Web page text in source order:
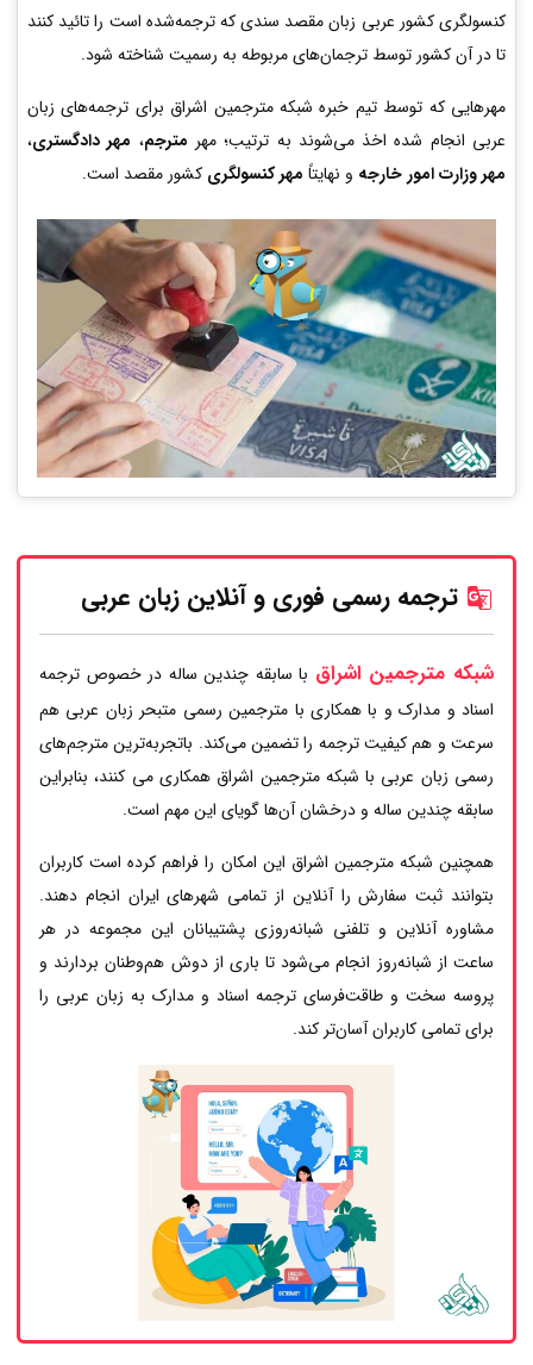
کنسولگری کشور عربی زبان مقصد سندی که ترجمه‌شده است را تائید کنند
تا در آن کشور توسط ترجمان‌های مربوطه به رسمیت شناخته شود.
مهرهایی که توسط تیم خبره شبکه مترجمین اشراق برای ترجمه‌های زبان
عربی انجام شده اخذ می‌شوند به ترتیب؛ مهر مترجم، مهر دادگستری،
مهر وزارت امور خارجه و نهایتاً مهر کنسولگری کشور مقصد است.
ترجمه رسمی فوری و آنلاین زبان عربی
شبکه مترجمین اشراق با سابقه چندین ساله در خصوص ترجمه
اسناد و مدارک و با همکاری با مترجمین رسمی متبحر زبان عربی هم
سرعت و هم کیفیت ترجمه را تضمین می‌کند. باتجربه‌ترین مترجم‌های
رسمی زبان عربی با شبکه مترجمین اشراق همکاری می کنند، بنابراین
سابقه چندین ساله و درخشان آن‌ها گویای این مهم است.
همچنین شبکه مترجمین اشراق این امکان را فراهم کرده است کاربران
بتوانند ثبت سفارش را آنلاین از تمامی شهرهای ایران انجام دهند.
مشاوره آنلاین و تلفنی شبانه‌روزی پشتیبانان این مجموعه در هر
ساعت از شبانه‌روز انجام می‌شود تا باری از دوش هم‌وطنان بردارند و
پروسه سخت و طاقت‌فرسای ترجمه اسناد و مدارک به زبان عربی را
برای تمامی کاربران آسان‌تر کند.